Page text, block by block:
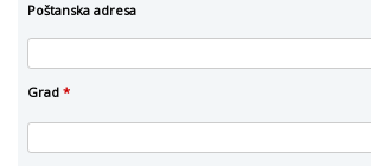
Poštanska adresa
Grad *